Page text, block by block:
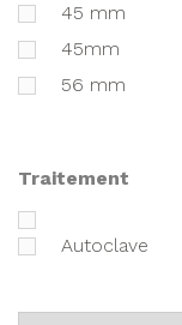
45 mm
45mm
56 mm
traitement
Autoclave